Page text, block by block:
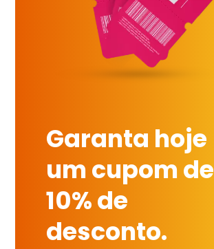
Garanta hoje
um cupom de
10% de
desconto.